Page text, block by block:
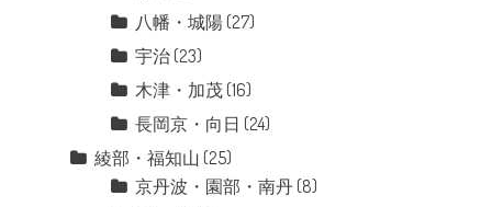
八幡・城陽 (27)
宇治(23)
木津・加茂(16)
長岡京・向日 (24)
綾部・福知山 (25)
京丹波・園部・南丹(8)